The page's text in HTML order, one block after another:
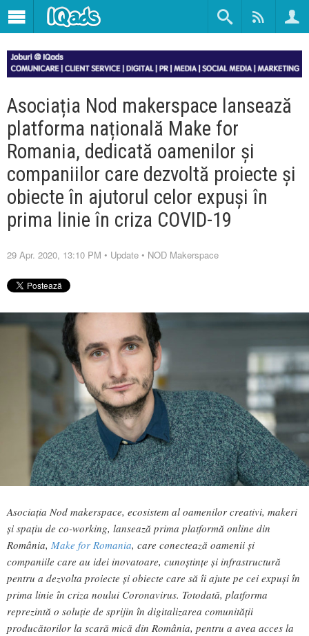
Asociația Nod makerspace lansează
platforma națională Make for
Romania, dedicată oamenilor și
companiilor care dezvoltă proiecte și
obiecte în ajutorul celor expuși în
prima linie în criza COVID-19
29 Apr. 2020, 13:10 PM • Update • NOD Makerspace
Asociația Nod makerspace, ecosistem al oamenilor creativi, makeri
și spațiu de co-working, lansează prima platformă online din
România, Make for Romania, care conectează oamenii și
companiile care au idei inovatoare, cunoștințe și infrastructură
pentru a dezvolta proiecte și obiecte care să îi ajute pe cei expuși în
prima linie în criza noului Coronavirus. Totodată, platforma
reprezintă o soluție de sprijin în digitalizarea comunității
producătorilor la scară mică din România, pentru a avea acces la